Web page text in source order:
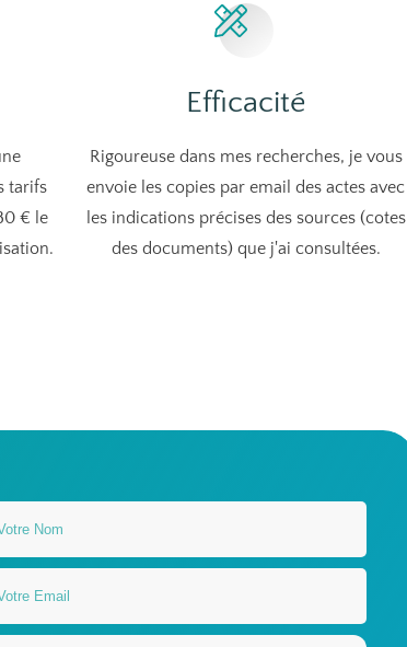
tarifs
€ le
Efficacité
Rigoureuse dans mes recherches, je vous
envoie les copies par email des actes avec
les indications précises des sources (cotes
des documents) que j'ai consultées.